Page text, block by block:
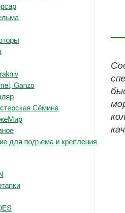
Ganzo
Сёмина
для подъема и крепления